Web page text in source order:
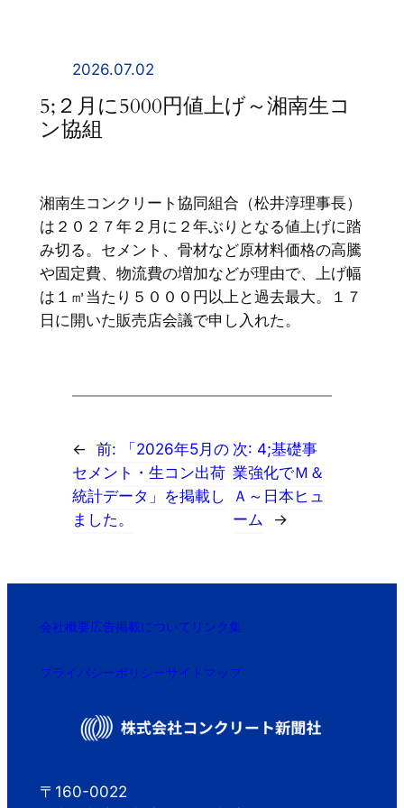
2026.07.02
5;２月に5000円値上げ～湘南生コ
ン協組
湘南生コンクリート協同組合（松井淳理事長）
は２０２７年２月に２年ぶりとなる値上げに踏
み切る。セメント、骨材など原材料価格の高騰
や固定費、物流費の増加などが理由で、上げ幅
は１㎥当たり５０００円以上と過去最大。１７
日に開いた販売店会議で申し入れた。
← 前:
「2026年5月の
セメント・生コン出荷
統計データ」を掲載し
ました。
次: 4;基礎事
業強化でＭ＆
Ａ～日本ヒュ
ーム
→
会社概要広告掲載について リンク集
プライバシーポリシーサイトマップ
〒160-0022